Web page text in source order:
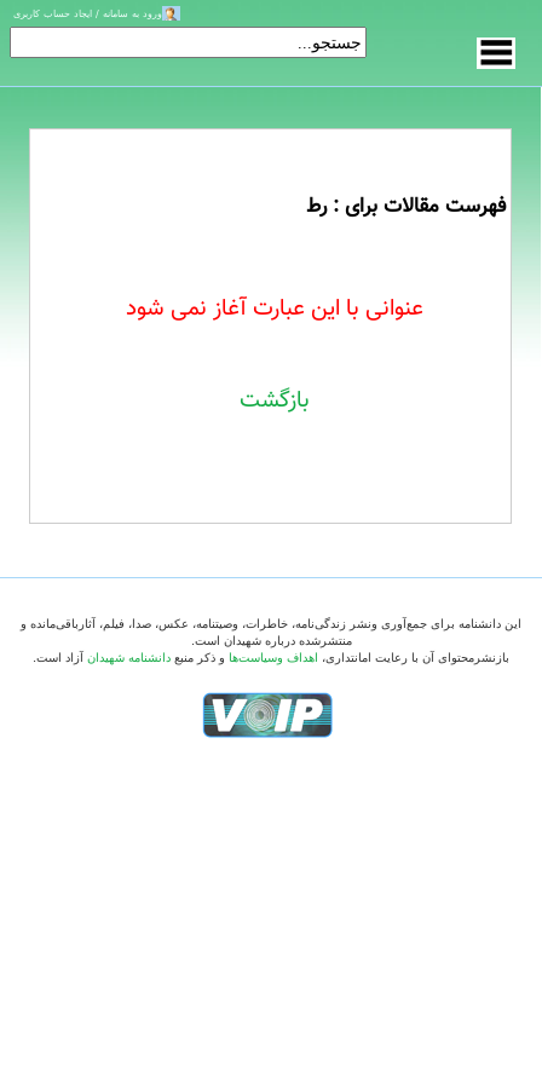
فهرست مقالات برای : رط
عنوانی با این عبارت آغاز نمی شود
بازگشت
ورود به سامانه / ایجاد حساب کاربری
این دانشنامه برای جمع‌آوری ونشر زندگی‌نامه، خاطرات، وصیتنامه، عکس، صدا، فیلم، آثارباقی‌مانده و
منتشرشده درباره شهیدان است.
بازنشرمحتوای آن با رعایت امانتداری، اهداف وسیاست‌ها و ذکر منبع دانشنامه شهیدان آزاد است.